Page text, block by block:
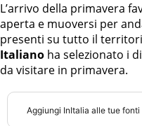
L’arrivo della primavera
aperta e muoversi per
presenti su tutto il
Italiano ha selezionato i
da visitare in primavera.
Aggiungi InItalia alle tue fonti